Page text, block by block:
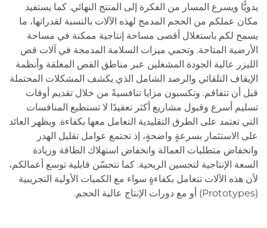
يدويًّا ويسرع المسار من الفكرة إلى المنتج النهائي. كما يستفيد
مكان عملكم من الحجم المدمج لهذه الآلات بالنسبة لقدراتها، ما
يسمح لكم باستغلال أقصى مساحة إنتاجية ممكنة في مساحة
الأرضية المتاحة. وتحمي ميزات السلامة المدمجة في آلات قص
الليزر عالية الجودة المشغلين عبر مناطق القص المغلقة وأنظمة
الإيقاف التلقائي والرصد الشامل الذي يكشف المشكلات المحتملة
قبل أن تتفاقم. وتكسبون مزايا تنافسيةً من خلال تقديم أوقات
تسليم أسرع وقبول مشاريع أكثر تعقيدًا لا تستطيع المنافسات
التي تعتمد على الطرق التقليدية التعامل معها بكفاءة. ويظهر العائد
على الاستثمار بسرعةٍ واضحةٍ، إذ تجتمع عوامل تقليل الهدر
وانخفاض متطلبات العمالة وانخفاض استهلاك الطاقة وزيادة
السعة الإنتاجية لتحسين الربحية. كما تتحسّن قابلية توسع أعمالكم،
لأن هذه الآلات تتعامل بكفاءةٍ سواء مع الكميات الأولية التجريبية
(Prototypes) أو مع دورات الإنتاج عالية الحجم.